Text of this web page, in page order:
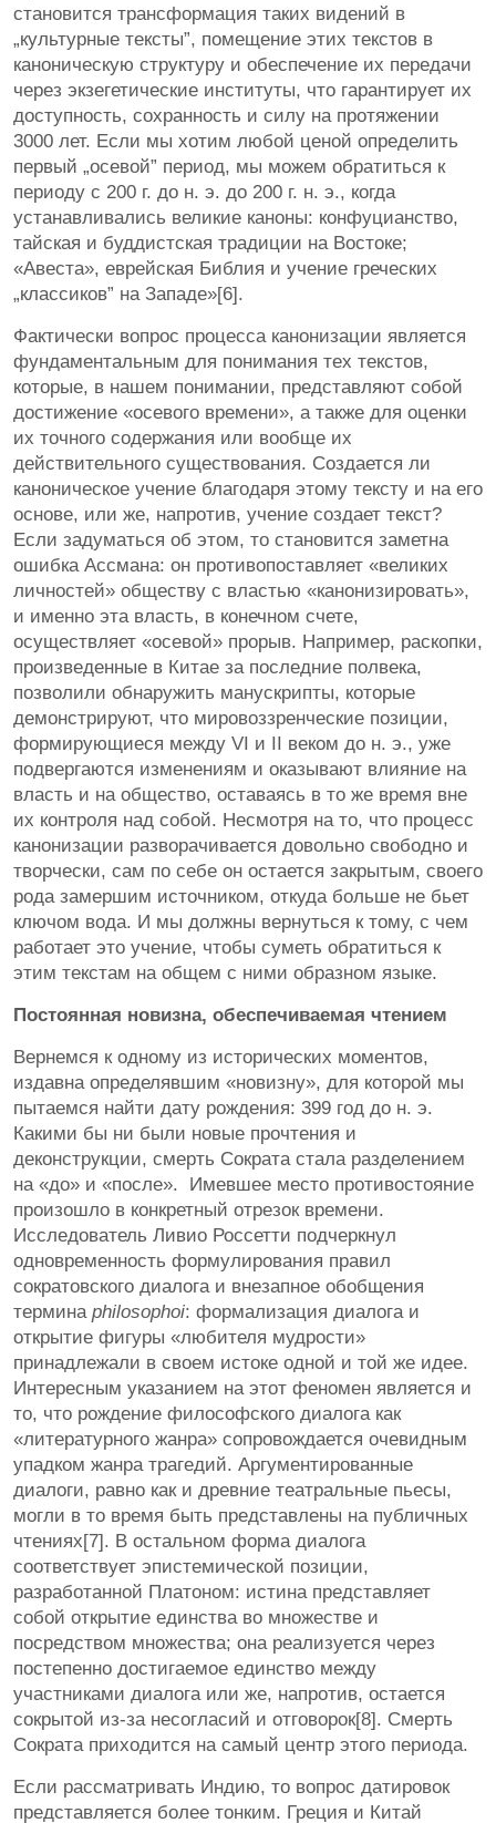
становится трансформация таких видений в
„культурные тексты”, помещение этих текстов в
каноническую структуру и обеспечение их передачи
через экзегетические институты, что гарантирует их
доступность, сохранность и силу на протяжении
3000 лет. Если мы хотим любой ценой определить
первый „осевой” период, мы можем обратиться к
периоду с 200 г. до н. э. до 200 г. н. э., когда
устанавливались великие каноны: конфуцианство,
тайская и буддистская традиции на Востоке;
«Авеста», еврейская Библия и учение греческих
„классиков” на Западе»[6].
Фактически вопрос процесса канонизации является
фундаментальным для понимания тех текстов,
которые, в нашем понимании, представляют собой
достижение «осевого времени», а также для оценки
их точного содержания или вообще их
действительного существования. Создается ли
каноническое учение благодаря этому тексту и на его
основе, или же, напротив, учение создает текст?
Если задуматься об этом, то становится заметна
ошибка Ассмана: он противопоставляет «великих
личностей» обществу с властью «канонизировать»,
и именно эта власть, в конечном счете,
осуществляет «осевой» прорыв. Например, раскопки,
произведенные в Китае за последние полвека,
позволили обнаружить манускрипты, которые
демонстрируют, что мировоззренческие позиции,
формирующиеся между VI и II веком до н. э., уже
подвергаются изменениям и оказывают влияние на
власть и на общество, оставаясь в то же время вне
их контроля над собой. Несмотря на то, что процесс
канонизации разворачивается довольно свободно и
творчески, сам по себе он остается закрытым, своего
рода замершим источником, откуда больше не бьет
ключом вода. И мы должны вернуться к тому, с чем
работает это учение, чтобы суметь обратиться к
этим текстам на общем с ними образном языке.
Постоянная новизна, обеспечиваемая чтением
Вернемся к одному из исторических моментов,
издавна определявшим «новизну», для которой мы
пытаемся найти дату рождения: 399 год до н. э.
Какими бы ни были новые прочтения и
деконструкции, смерть Сократа стала разделением
на «до» и «после». Имевшее место противостояние
произошло в конкретный отрезок времени.
Исследователь Ливио Россетти подчеркнул
одновременность формулирования правил
сократовского диалога и внезапное обобщения
термина philosophoi: формализация диалога и
открытие фигуры «любителя мудрости»
принадлежали в своем истоке одной и той же идее.
Интересным указанием на этот феномен является и
то, что рождение философского диалога как
«литературного жанра» сопровождается очевидным
упадком жанра трагедий. Аргументированные
диалоги, равно как и древние театральные пьесы,
могли в то время быть представлены на публичных
чтениях[7]. В остальном форма диалога
соответствует эпистемической позиции,
разработанной Платоном: истина представляет
собой открытие единства во множестве и
посредством множества; она реализуется через
постепенно достигаемое единство между
участниками диалога или же, напротив, остается
сокрытой из-за несогласий и отговорок[8]. Смерть
Сократа приходится на самый центр этого периода.
Если рассматривать Индию, то вопрос датировок
представляется более тонким. Греция и Китай